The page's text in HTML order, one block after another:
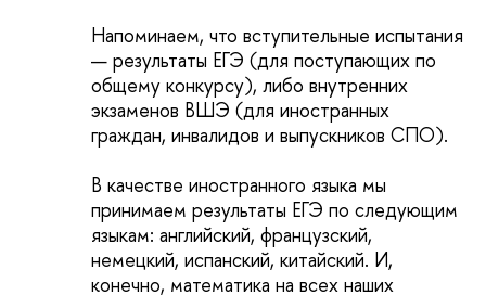
Напоминаем, что вступительные испытания
— результаты ЕГЭ (для поступающих по
общему конкурсу), либо внутренних
экзаменов ВШЭ (для иностранных
граждан, инвалидов и выпускников СПО).
В качестве иностранного языка мы
принимаем результаты ЕГЭ по следующим
языкам: английский, французский,
немецкий, испанский, китайский. И,
конечно, математика на всех наших